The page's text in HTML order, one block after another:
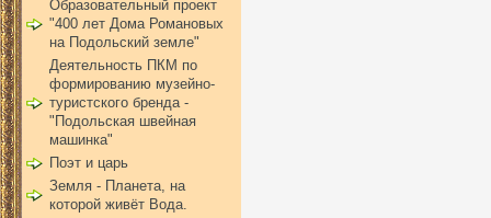
Образовательный проект
"400 лет Дома Романовых
на Подольский земле"
Деятельность ПКМ по
формированию музейно-
туристского бренда -
"Подольская швейная
машинка"
Поэт и царь
Земля - Планета, на
которой живёт Вода.